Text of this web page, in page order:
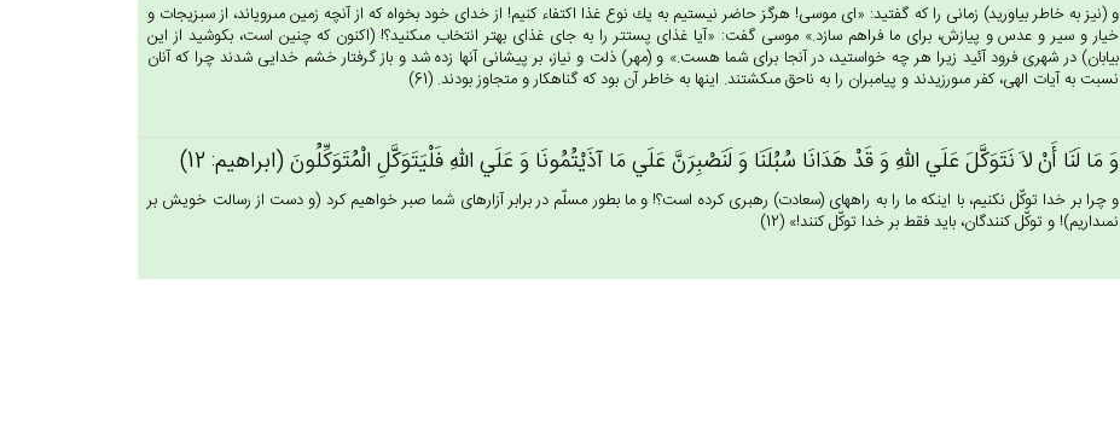
و (نيز به خاطر بياوريد) زمانى را كه گفتيد: «اى موسى! هرگز حاضر نيستيم به يك نوع غذا اكتفاء كنيم! از خداى خود بخواه كه از آنچه زمين مى‏روياند، از سبزيجات و
خيار و سير و عدس و پيازش، براى ما فراهم سازد.» موسى گفت: «آيا غذاى پست‏تر را به جاى غذاى بهتر انتخاب مى‏كنيد؟! (اكنون كه چنين است، بكوشيد از اين
بيابان) در شهرى فرود آئيد زيرا هر چه خواستيد، در آنجا براى شما هست.» و (مهر) ذلت و نياز، بر پيشانى آنها زده شد و باز گرفتار خشم خدايى شدند چرا كه آنان
نسبت به آيات الهى، كفر مى‏ورزيدند و پيامبران را به ناحق مى‏كشتند. اينها به خاطر آن بود كه گناهكار و متجاوز بودند. (61)
وَ مَا لَنَا أَنْ لاَ نَتَوَكَّل‌َ عَلَي‌ الله‌ِ وَ قَدْ هَدَانَا سُبُلَنَا وَ لَنَصْبِرَن‌َّ عَلَي‌ مَا آذَيْتُمُونَا وَ عَلَي‌ الله‌ِ فَلْيَتَوَكَّل‌ِ الْمُتَوَكِّلُون‌َ (ابراهيم: 12)
و چرا بر خدا توكّل نكنيم، با اينكه ما را به راه‏هاى (سعادت) رهبرى كرده است؟! و ما بطور مسلّم در برابر آزارهاى شما صبر خواهيم كرد (و دست از رسالت خويش بر
نمى‏داريم)! و توكّل كنندگان، بايد فقط بر خدا توكّل كنند!» (12)